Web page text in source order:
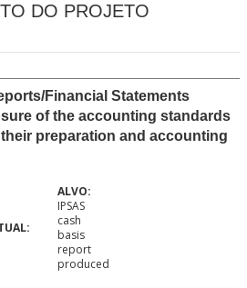
DO PROJETO
Financial Statements
of the accounting standards
preparation and accounting
IPSAS
cash
basis
report
produced